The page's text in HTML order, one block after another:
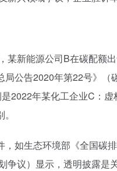
某新能源公司B在碳配额
公告2020年第22号》
2022年某化工企业C：
如生态环境部《全国碳
争议）显示，透明披露